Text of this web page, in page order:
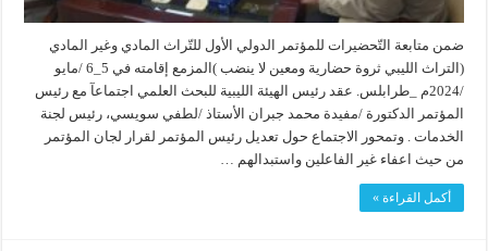
ضمن متابعة التّحضيرات للمؤتمر الدولي الأول للتّراث المادي وغير المادي
(التراث الليبي ثروة حضارية ومعين لا ينضب )المزمع إقامته في 5_6 /مايو
/2024م _طرابلس. عقد رئيس الهيئة الليبية للبحث العلمي اجتماعآ مع رئيس
المؤتمر الدكتورة /مفيدة محمد جبران الأستاذ /لطفي سويسي، رئيس لجنة
الخدمات . وتمحور الاجتماع حول تعديل رئيس المؤتمر لقرار لجان المؤتمر
من حيث اعفاء غير الفاعلين واستبدالهم …
أكمل القراءة »